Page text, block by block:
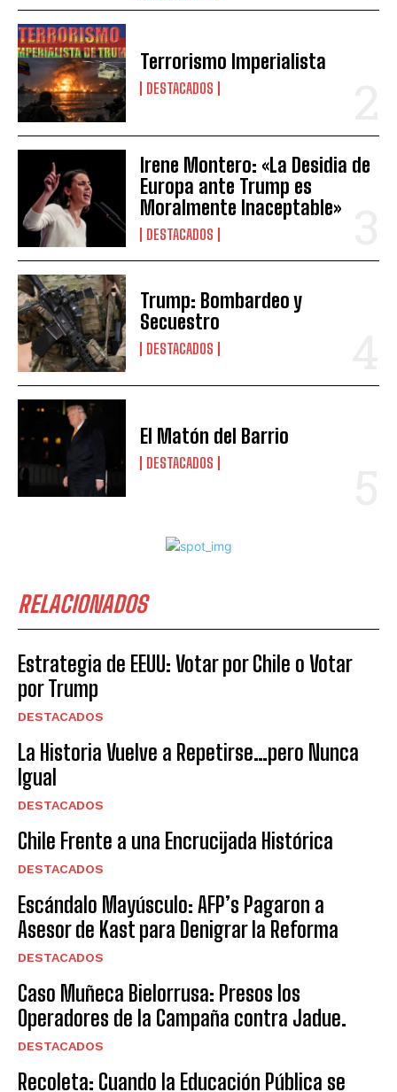
Terrorismo Imperialista
DESTACADOS
Irene Montero: «La Desidia de
Europa ante Trump es
Moralmente Inaceptable»
DESTACADOS
Trump: Bombardeo y
Secuestro
DESTACADOS
El Matón del Barrio
DESTACADOS
RELACIONADOS
Estrategia de EEUU: Votar por Chile o Votar
por Trump
DESTACADOS
La Historia Vuelve a Repetirse…pero Nunca
Igual
DESTACADOS
Chile Frente a una Encrucijada Histórica
DESTACADOS
Escándalo Mayúsculo: AFP’s Pagaron a
Asesor de Kast para Denigrar la Reforma
DESTACADOS
Caso Muñeca Bielorrusa: Presos los
Operadores de la Campaña contra Jadue.
DESTACADOS
Recoleta: Cuando la Educación Pública se